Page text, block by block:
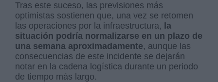
Tras este suceso, las previsiones más
optimistas sostienen que, una vez se retomen
las operaciones por la infraestructura,
la
situación podría normalizarse en un plazo de
una semana aproximadamente, aunque las
consecuencias de este incidente se dejarán
notar en la cadena logística durante un periodo
de tiempo más largo.